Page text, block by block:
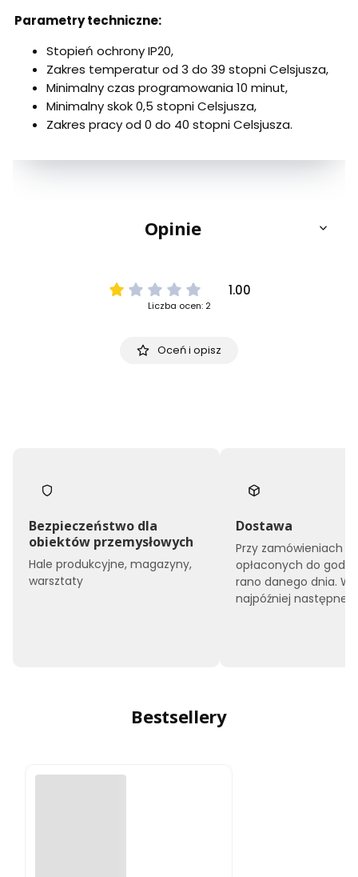
Parametry techniczne:
Stopień ochrony IP20,
Zakres temperatur od 3 do 39 stopni Celsjusza,
Minimalny czas programowania 10 minut,
Minimalny skok 0,5 stopni Celsjusza,
Zakres pracy od 0 do 40 stopni Celsjusza.
Opinie
1.00
Liczba ocen: 2
Oceń i opisz
Bezpieczeństwo dla
obiektów przemysłowych
Hale produkcyjne, magazyny,
warsztaty
Dostawa
Przy zamówieniach
opłaconych do
rano danego dnia.
najpóźniej
Bestsellery